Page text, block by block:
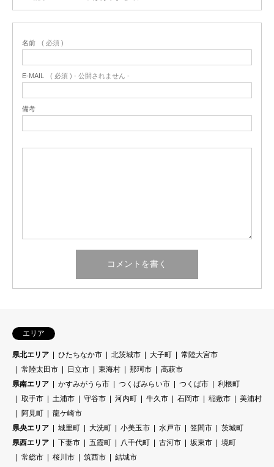
名前 ( 必須 )
E-MAIL ( 必須 ) - 公開されません -
備考
エリア
県北エリア ひたちなか市 北茨城市 大子町
常陸大宮市
常陸太田市
日立市 東海村 那珂市
高萩市
県南エリア
かすみがうら市 つくばみらい市 つくば市
利根町
取手市
土浦市 守谷市 河内町 牛久市 石岡市 稲敷市
美浦村
阿見町
龍ケ崎市
県央エリア
城里町 大洗町 小美玉市 水戸市 笠間市
茨城町
県西エリア
下妻市 五霞町 八千代町 古河市 坂東市
境町
常総市
桜川市 筑西市
結城市